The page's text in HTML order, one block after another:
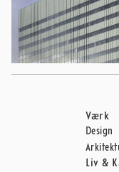
Værk
Design
Liv &